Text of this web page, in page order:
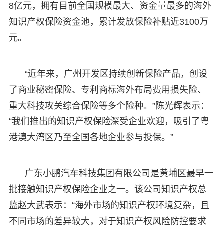
8亿元，拥有目前全国规模最大、资金量最多的海外
知识产权保险资金池，累计发放保险补贴近3100万
元。
“近年来，广州开发区持续创新保险产品，创设
了商业秘密保险、专利商标海外布局费用损失险、
重大科技攻关综合保险等多个险种。”陈光辉表示：
“我们推出的知识产权保险深受企业欢迎，吸引了粤
港澳大湾区乃至全国各地企业参与投保。”
广东小鹏汽车科技集团有限公司是黄埔区最早一
批接触知识产权保险企业之一。该公司知识产权总
监赵大武表示：“海外市场的知识产权环境复杂，且
不同市场的差异较大，对于知识产权风险防控要求